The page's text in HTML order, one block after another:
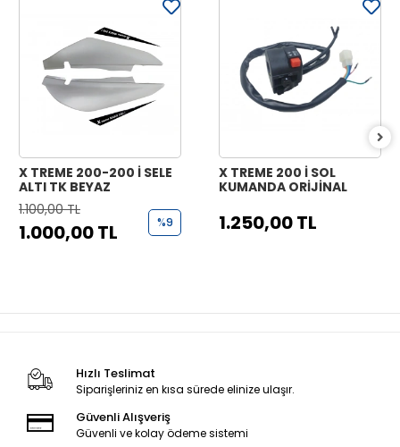
X TREME 200-200 İ SELE
ALTI TK BEYAZ
1.100,00 TL
1.000,00 TL %9
X TREME 200 İ SOL
KUMANDA ORİJİNAL
1.250,00 TL
Hızlı Teslimat
Siparişleriniz en kısa sürede elinize ulaşır.
Güvenli Alışveriş
Güvenli ve kolay ödeme sistemi